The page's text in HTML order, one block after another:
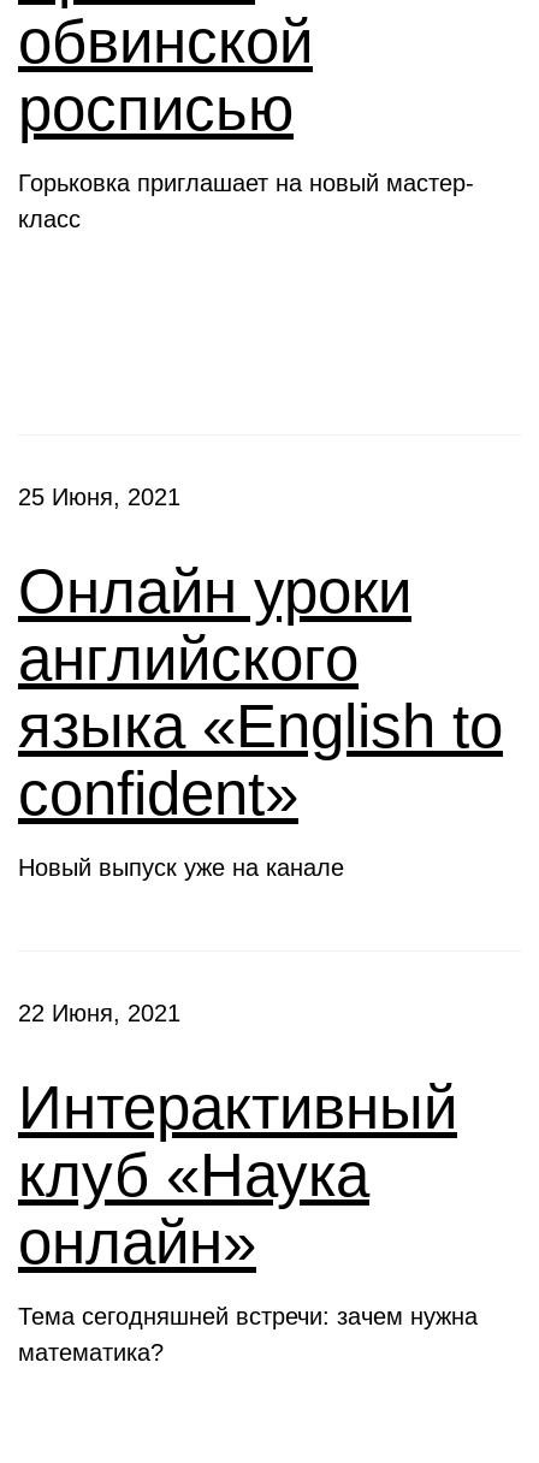
обвинской
росписью
Горьковка приглашает на новый мастер-
класс
25 Июня, 2021
Онлайн уроки
английского
языка «English to
confident»
Новый выпуск уже на канале
22 Июня, 2021
Интерактивный
клуб «Наука
онлайн»
Тема сегодняшней встречи: зачем нужна
математика?